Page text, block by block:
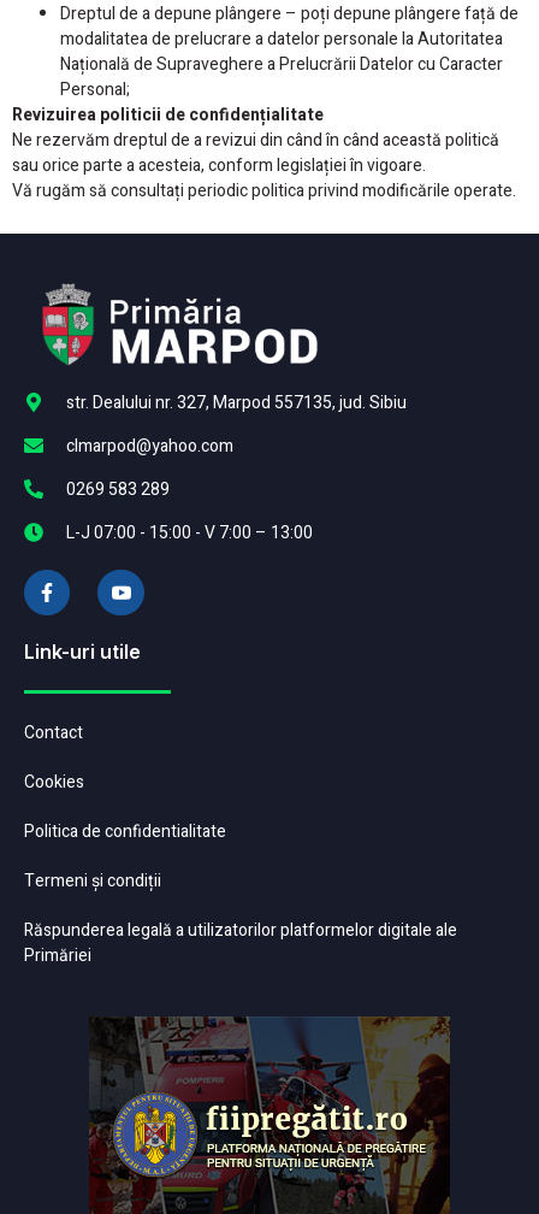
Dreptul de a depune plângere – poți depune plângere față de
modalitatea de prelucrare a datelor personale la Autoritatea
Națională de Supraveghere a Prelucrării Datelor cu Caracter
Personal;
Revizuirea politicii de confidențialitate
Ne rezervăm dreptul de a revizui din când în când această politică
sau orice parte a acesteia, conform legislației în vigoare.
Vă rugăm să consultați periodic politica privind modificările operate.
str. Dealului nr. 327, Marpod 557135, jud. Sibiu
clmarpod@yahoo.com
0269 583 289
L-J 07:00 - 15:00 - V 7:00 – 13:00
Link-uri utile
Contact
Cookies
Politica de confidentialitate
Termeni și condiții
Răspunderea legală a utilizatorilor platformelor digitale ale
Primăriei